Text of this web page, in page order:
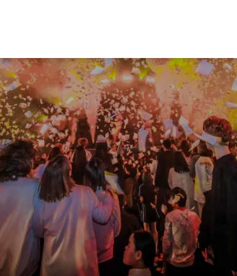
夏日主题派对 粉红波点主题派对 波普主题派对
冰淇淋派对 员工大会 Emoji表情主题派对